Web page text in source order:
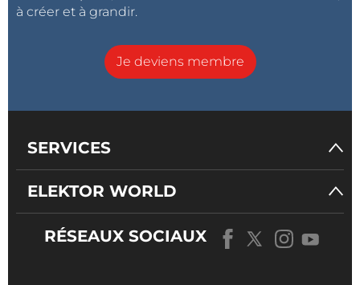
à créer et à grandir.
Je deviens membre
SERVICES
ELEKTOR WORLD
RÉSEAUX SOCIAUX